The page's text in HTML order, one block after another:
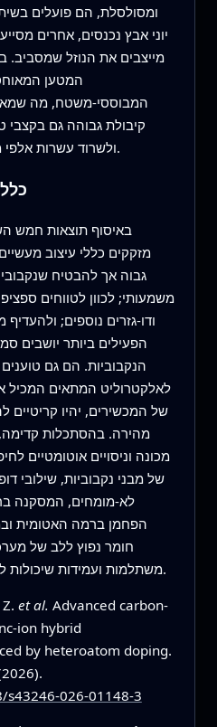
ומסולסלת, הם פועלים
יוני אבץ נכנסים, אחרים
מייצבים את הנוזל שמסביב.
המטען
המבוססי-משטח, מה
קיבולת גבוהה גם בקצבי
ולשרוד עשרות אלפי מחזורים עם דעיכה מועטה.
באיסוף תוצאות חמש
מזקקים כללי עיצוב
גבוה אך להבטיח
משמעותי; לכוון לטווחים
ודו-גזרים נוספים;
הפעילים ביותר יושבים
הנקבוביות. הם גם
לאלקטרוליט המתאים המכיל
של המכשירים, יהיו קריטיים
מהירה. בהסתכלות
מכונה וניסויים אוטומטיים
של מבני נקבוביות, שילובי
לא-מומחים, המסקנה
הפחמן ברמה האטומית
חומר נפוץ ללב של
משתלמות ועמידות שיכולות לסייע להניע עתיד דל-פחמן.
et al. Advanced carbon-
ion hybrid
by heteroatom doping.
026-01148-3